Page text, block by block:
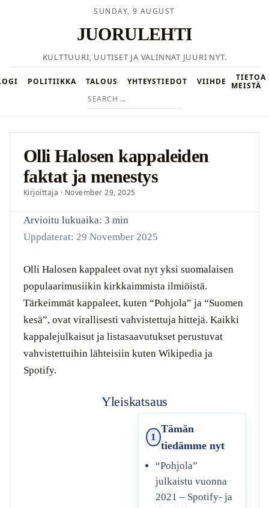
SUNDAY, 9 AUGUST
JUORULEHTI
KULTTUURI, UUTISET JA VALINNAT JUURI NYT.
POLITIIKKA TALOUS YHTEYSTIEDOT VIIHDE
TIETOA
MEISTÄ
Search
for:
Olli Halosen kappaleiden
faktat ja menestys
Kirjoittaja · November 29, 2025
Arvioitu lukuaika: 3 min
Uppdaterat: 29 November 2025
Olli Halosen kappaleet ovat nyt yksi suomalaisen
populaarimusiikin kirkkaimmista ilmiöistä.
Tärkeimmät kappaleet, kuten “Pohjola” ja “Suomen
kesä”, ovat virallisesti vahvistettuja hittejä. Kaikki
kappalejulkaisut ja listasaavutukset perustuvat
vahvistettuihin lähteisiin kuten Wikipedia ja
Spotify.
Yleiskatsaus
1
Tämän
tiedämme nyt
“Pohjola”
julkaistu vuonna
2021 – Spotify- ja